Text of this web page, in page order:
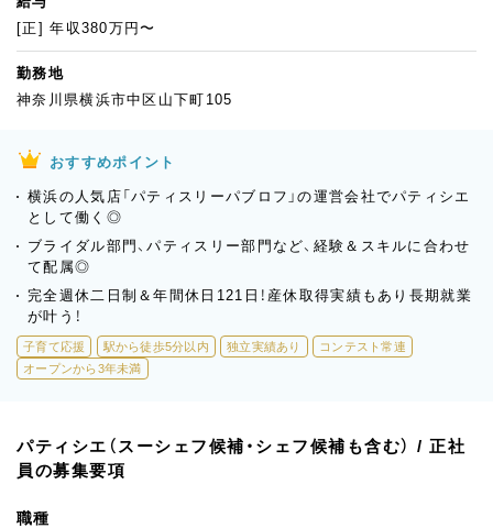
[正] 年収380万円〜
勤務地
神奈川県横浜市中区山下町105
おすすめポイント
横浜の人気店「パティスリーパブロフ」の運営会社でパティシエ
として働く◎
ブライダル部門、パティスリー部門など、経験＆スキルに合わせ
て配属◎
完全週休二日制＆年間休日121日！産休取得実績もあり長期就業
が叶う！
子育て応援 駅から徒歩5分以内 独立実績あり
コンテスト常連
オープンから3年未満
パティシエ（スーシェフ候補・シェフ候補も含む） / 正社
員の募集要項
職種